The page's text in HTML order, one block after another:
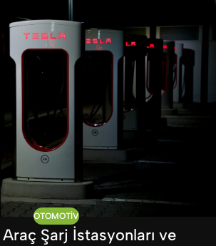
OTOMOTIV
Şarj İstasyonları ve